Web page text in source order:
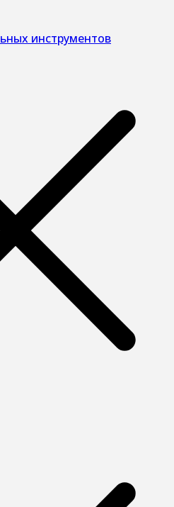
инструментов